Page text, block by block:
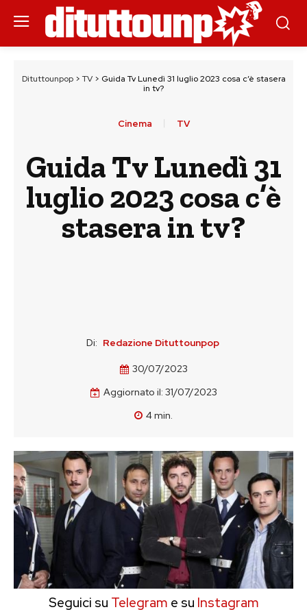
Dituttounpop> TV> Guida Tv Lunedì 31 luglio 2023 cosa c’è stasera
in tv?
Cinema TV
Guida Tv Lunedì 31
luglio 2023 cosa c’è
stasera in tv?
Di: Redazione Dituttounpop
30/07/2023
Aggiornato il: 31/07/2023
4min.
Seguici su Telegram e su Instagram